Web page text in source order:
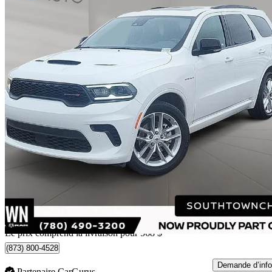
2025 Dodge Durango
R/T AWD65 451 km
43 316 $
584 $/mois env.
Livraison à domicile de Edmonton, AB
Le prix comprend la livraison pour 568 $
(873) 800-4528
Demande d’info